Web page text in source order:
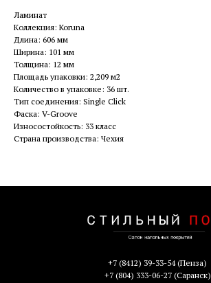
Ламинат
Коллекция: Koruna
Длина: 606 мм
Ширина: 101 мм
Толщина: 12 мм
Площадь упаковки: 2,209 м2
Количество в упаковке: 36 шт.
Тип соединения: Single Click
Фаска: V-Groove
Износостойкость: 33 класс
Страна производства: Чехия
+7 (8412) 39-33-54(Пенза)
+7 (804) 333-06-27(Саранск)